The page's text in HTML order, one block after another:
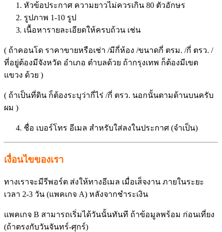
หัวข้อประกาศ ความยาวไม่ควรเกิน 80 ตัวอักษร
รูปภาพ 1-10 รูป
เนื้อหารายละเอียดให้ครบถ้วน เช่น
( ถ้าคอนโด ราคาขายหรือเช่า /มีกี่ห้อง /ขนาดกี่ ตรม. /กี่ ตรว. /
ที่อยู่ต้องมีจังหวัด อำเภอ ตำบลด้วย ถ้ากรุงเทพ ก็ต้องมีเขต
แขวง ด้วย )
( ถ้าเป็นที่ดิน ก็ต้องระบุว่ากี่ไร่ /กี่ ตรว. นอกนั้นตามด้านบนครับ
ผม )
ชื่อ เบอร์โทร อีเมล สำหรับใส่ลงในประกาศ (จำเป็น)
เงื่อนไขของเรา
ทางเราจะมีรีพอร์ต ส่งให้ทางอีเมล เมื่อเส็จงาน ภายในระยะ
เวลา 2-3 วัน (แพคเกจ A) หลังจากชำระเงิน
แพคเกจ B สามารถเริ่มได้วันนั้นทันที ถ้าข้อมูลพร้อม ก่อนเที่ยง
(ถ้าตรงกับวันจันทร์-ศุกร์)